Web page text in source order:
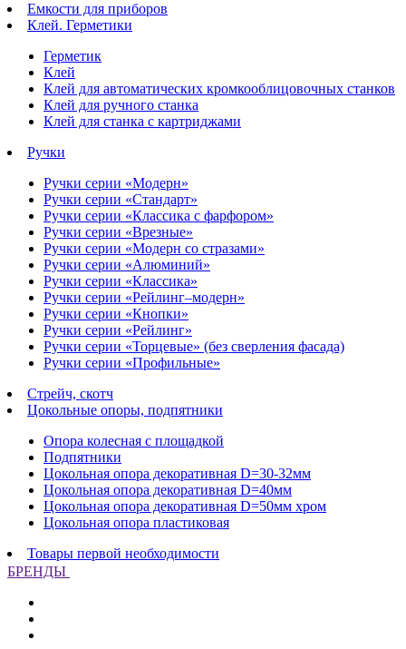
Емкости для приборов
Клей. Герметики
Герметик
Клей
Клей для автоматических кромкооблицовочных станков
Клей для ручного станка
Клей для станка с картриджами
Ручки
Ручки серии «Модерн»
Ручки серии «Стандарт»
Ручки серии «Классика с фарфором»
Ручки серии «Врезные»
Ручки серии «Модерн со стразами»
Ручки серии «Алюминий»
Ручки серии «Классика»
Ручки серии «Рейлинг–модерн»
Ручки серии «Кнопки»
Ручки серии «Рейлинг»
Ручки серии «Торцевые» (без сверления фасада)
Ручки серии «Профильные»
Стрейч, скотч
Цокольные опоры, подпятники
Опора колесная с площадкой
Подпятники
Цокольная опора декоративная D=30-32мм
Цокольная опора декоративная D=40мм
Цокольная опора декоративная D=50мм хром
Цокольная опора пластиковая
Товары первой необходимости
БРЕНДЫ